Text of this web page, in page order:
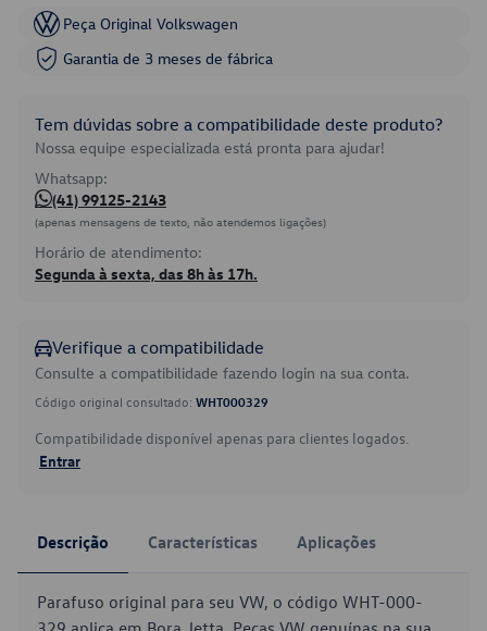
Peça Original Volkswagen
Garantia de 3 meses de fábrica
Tem dúvidas sobre a compatibilidade deste produto?
Nossa equipe especializada está pronta para ajudar!
Whatsapp:
(41) 99125-2143
(apenas mensagens de texto, não atendemos ligações)
Horário de atendimento:
Segunda à sexta, das 8h às 17h.
Verifique a compatibilidade
Consulte a compatibilidade fazendo login na sua conta.
Código original consultado: WHT000329
Compatibilidade disponível apenas para clientes logados.
Entrar
Descrição Características Aplicações
Parafuso original para seu VW, o código WHT-000-